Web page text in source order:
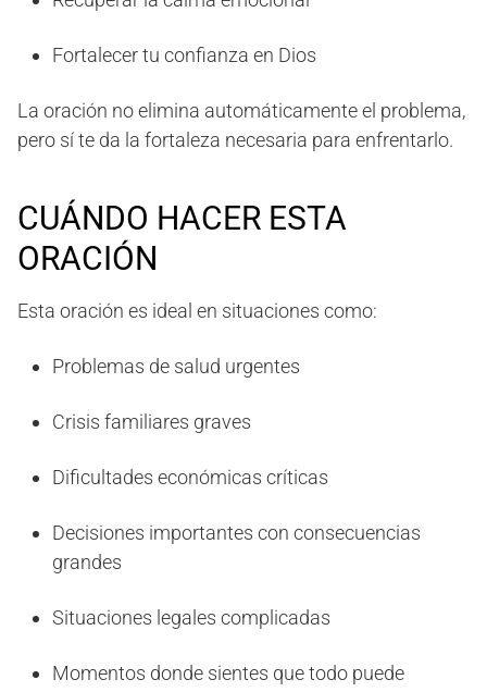
Fortalecer tu confianza en Dios
La oración no elimina automáticamente el problema,
pero sí te da la fortaleza necesaria para enfrentarlo.
CUÁNDO HACER ESTA
ORACIÓN
Esta oración es ideal en situaciones como:
Problemas de salud urgentes
Crisis familiares graves
Dificultades económicas críticas
Decisiones importantes con consecuencias
grandes
Situaciones legales complicadas
Momentos donde sientes que todo puede